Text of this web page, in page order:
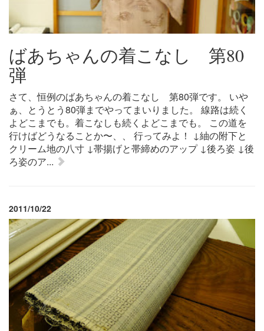
ばあちゃんの着こなし 第80
弾
さて、恒例のばあちゃんの着こなし 第80弾です。 いや
ぁ、とうとう80弾までやってまいりました。 線路は続く
よどこまでも。着こなしも続くよどこまでも。 この道を
行けばどうなることか〜、、 行ってみよ！ ↓紬の附下と
クリーム地の八寸 ↓帯揚げと帯締めのアップ ↓後ろ姿 ↓後
ろ姿のア...
2011/10/22